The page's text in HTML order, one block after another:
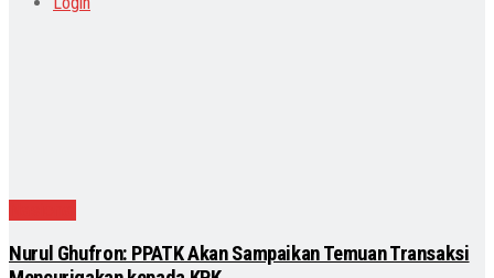
Nurul Ghufron: PPATK Akan Sampaikan Temuan Transaksi